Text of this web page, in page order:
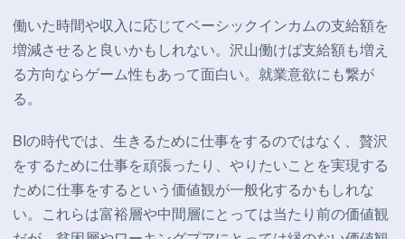
働いた時間や収入に応じてベーシックインカムの支給額を
増減させると良いかもしれない。沢山働けば支給額も増え
る方向ならゲーム性もあって面白い。就業意欲にも繋が
る。
BIの時代では、生きるために仕事をするのではなく、贅沢
をするために仕事を頑張ったり、やりたいことを実現する
ために仕事をするという価値観が一般化するかもしれな
い。これらは富裕層や中間層にとっては当たり前の価値観